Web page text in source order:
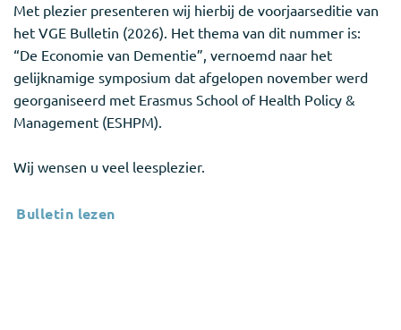
Met plezier presenteren wij hierbij de voorjaarseditie van
het VGE Bulletin (2026). Het thema van dit nummer is:
“De Economie van Dementie”, vernoemd naar het
gelijknamige symposium dat afgelopen november werd
georganiseerd met Erasmus School of Health Policy &
Management (ESHPM).
Wij wensen u veel leesplezier.
Bulletin lezen